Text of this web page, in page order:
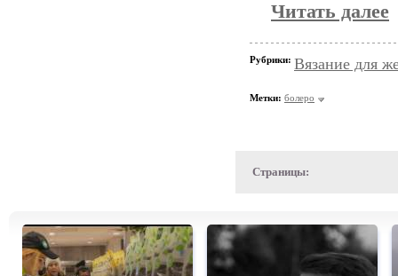
Читать далее
Рубрики: Вязание для
Метки: болеро
Страницы: